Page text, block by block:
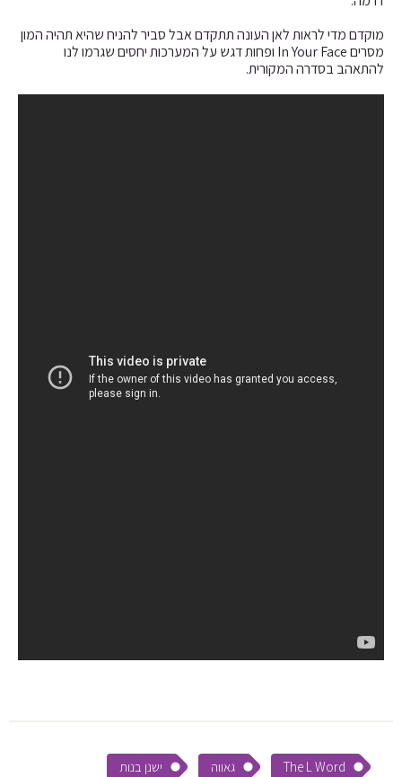
מוקדם מדי לראות לאן העונה תתקדם אבל סביר להניח שהיא תהיה המון
מסרים In Your Face ופחות דגש על המערכות יחסים שגרמו לנו
להתאהב בסדרה המקורית.
The L Word גאווה ישנן בנות